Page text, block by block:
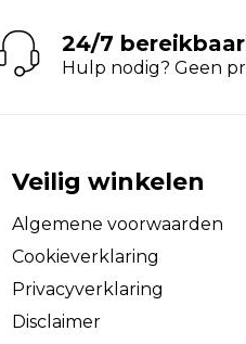
24/7
Hulp nodig? Geen
Veilig winkelen
Algemene voorwaarden
Cookieverklaring
Privacyverklaring
Disclaimer